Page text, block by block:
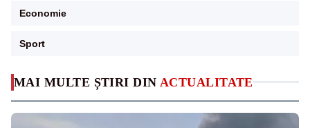
MAI MULTE ȘTIRI DIN ACTUALITATE
Economie
Sport